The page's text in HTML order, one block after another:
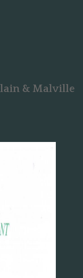
& Malville